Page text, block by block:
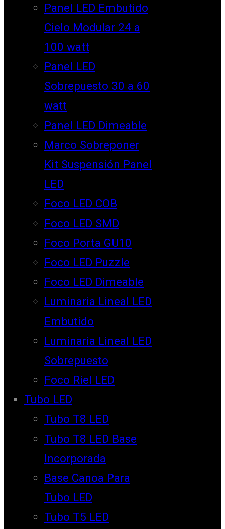
Panel LED Embutido
Cielo Modular 24 a
100 watt
Panel LED
Sobrepuesto 30 a 60
watt
Panel LED Dimeable
Marco Sobreponer
Kit Suspensión Panel
LED
Foco LED COB
Foco LED SMD
Foco Porta GU10
Foco LED Puzzle
Foco LED Dimeable
Luminaria Lineal LED
Embutido
Luminaria Lineal LED
Sobrepuesto
Foco Riel LED
Tubo LED
Tubo T8 LED
Tubo T8 LED Base
Incorporada
Base Canoa Para
Tubo LED
Tubo T5 LED